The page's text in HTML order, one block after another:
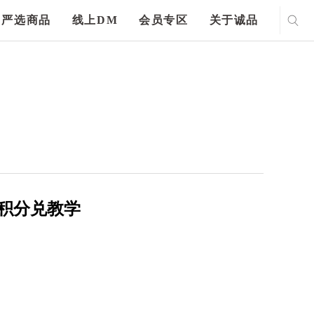
严选商品 线上DM 会员专区 关于诚品
分兑教学